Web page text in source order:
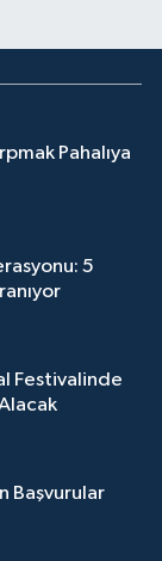
Pahalıya
5
Festivalinde
Başvurular